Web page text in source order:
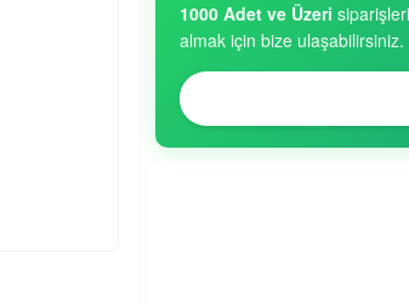
1000 Adet ve Üzeri
almak için bize ulaşabilirsiniz.